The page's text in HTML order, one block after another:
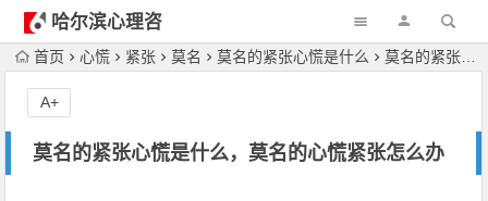
哈尔滨心理咨
询首页 心慌 紧张 莫名 莫名的紧张心慌是什么 莫名的紧张心慌是什么，莫名的心慌紧张怎么办
莫名的紧张心慌是什么，莫名的心慌紧张怎么办
A+